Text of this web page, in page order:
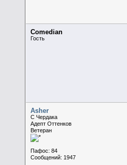
Comedian
Гость
Asher
C Чердака
Адепт Оттенков
Ветеран
Пафос: 84
Сообщений: 1947